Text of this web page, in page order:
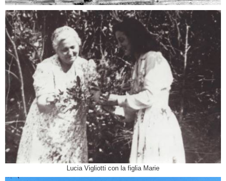
Lucia Vigliotti con la figlia Marie